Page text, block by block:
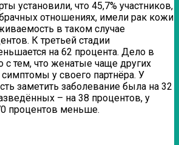
установили, что 45,7% участников,
отношениях, имели рак кожи
в таком случае
К третьей стадии
на 62 процента. Дело в
с тем, что женатые чаще других
у своего партнёра. У
заметить заболевание была на 32
– на 38 процентов, у
процентов меньше.